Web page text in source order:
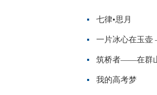
七律•思月
一片冰心在玉
筑桥者——在群
我的高考梦